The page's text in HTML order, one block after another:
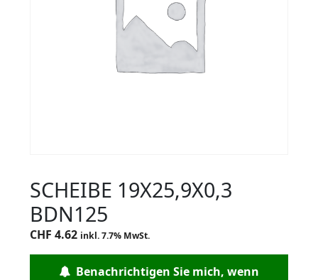
SCHEIBE 19X25,9X0,3
BDN125
CHF 4.62 inkl. 7.7% MwSt.
Benachrichtigen Sie mich, wenn